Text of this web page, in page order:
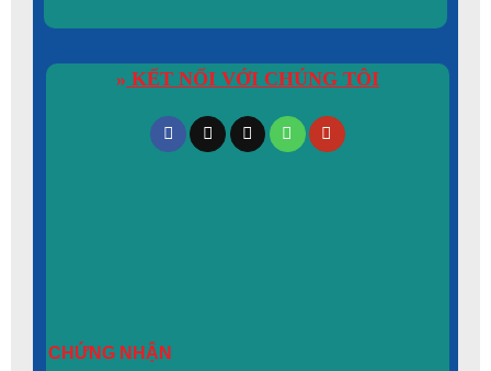
» KẾT NỐI VỚI CHÚNG TÔI
CHỨNG NHẬN